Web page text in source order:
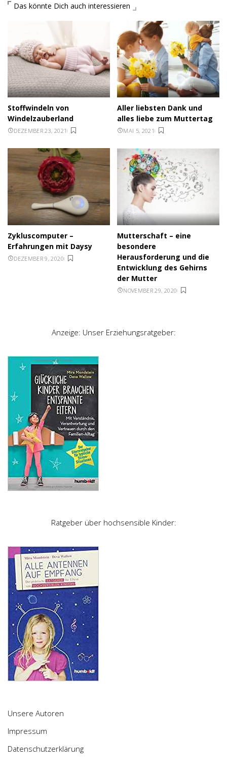
Das könnte Dich auch interessieren
Stoffwindeln von
Windelzauberland
DEZEMBER 23, 2021
Aller liebsten Dank und
alles liebe zum Muttertag
MAI 5, 2021
Zykluscomputer –
Erfahrungen mit Daysy
DEZEMBER 9, 2020
Mutterschaft – eine
besondere
Herausforderung und die
Entwicklung des Gehirns
der Mutter
NOVEMBER 29, 2020
Anzeige: Unser Erziehungsratgeber:
Ratgeber über hochsensible Kinder:
Unsere Autoren
Impressum
Datenschutzerklärung